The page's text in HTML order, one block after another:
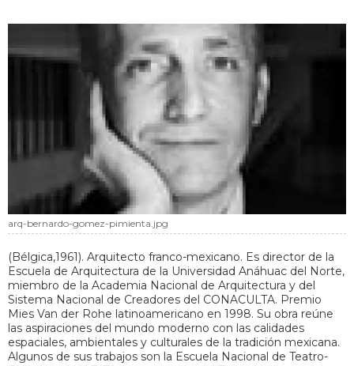
arq-bernardo-gomez-pimienta.jpg
(Bélgica,1961). Arquitecto franco-mexicano. Es director de la
Escuela de Arquitectura de la Universidad Anáhuac del Norte,
miembro de la Academia Nacional de Arquitectura y del
Sistema Nacional de Creadores del CONACULTA. Premio
Mies Van der Rohe latinoamericano en 1998. Su obra reúne
las aspiraciones del mundo moderno con las calidades
espaciales, ambientales y culturales de la tradición mexicana.
Algunos de sus trabajos son la Escuela Nacional de Teatro-